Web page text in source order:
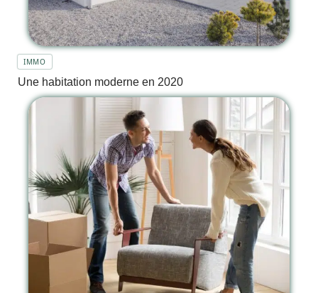
IMMO
Une habitation moderne en 2020